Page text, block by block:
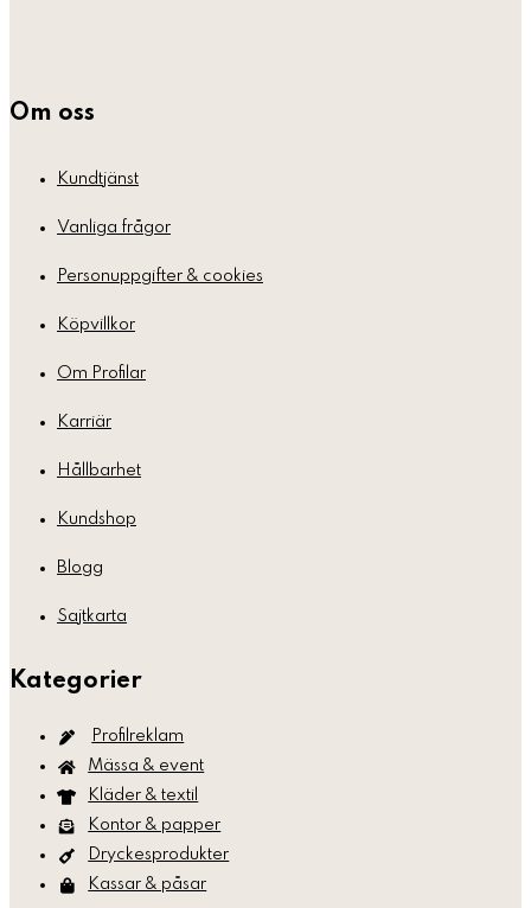
Om oss
Kundtjänst
Vanliga frågor
Personuppgifter & cookies
Köpvillkor
Om Profilar
Karriär
Hållbarhet
Kundshop
Blogg
Sajtkarta
Kategorier
Profilreklam
Mässa & event
Kläder & textil
Kontor & papper
Dryckesprodukter
Kassar & påsar